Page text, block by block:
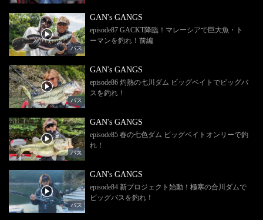
バス
GAN's GANGS
episode87 GACKT降臨！マレーシアで巨大魚・ト
ーマンを釣れ！前編
バス
GAN's GANGS
episode86 灼熱の七川ダム ビッグベイトでビッグバ
スを釣れ！
バス
GAN's GANGS
episode85 春の七色ダム ビッグベイトオンリーで釣
れ！
バス
GAN's GANGS
episode84 新プロジェクト始動！極寒の合川ダムで
ビッグバスを釣れ！